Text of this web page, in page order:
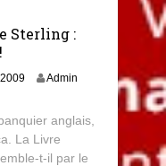
Sterling :
Admin
anglais,
La Livre
t-il par le